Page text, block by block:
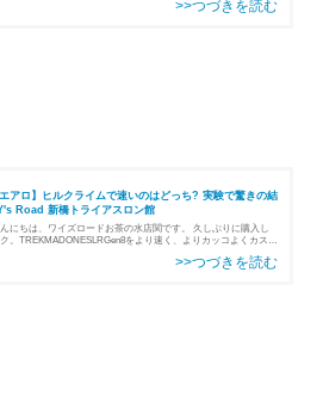
エアロ】ヒルクライムで速いのはどっち? 実験で驚きの結
Road 新橋トライアスロン館
にちは、ワイズロードお茶の水店関です。 久しぶりに購入し
。TREKMADONESLRGen8をより速く、よりカッコよくカスタ